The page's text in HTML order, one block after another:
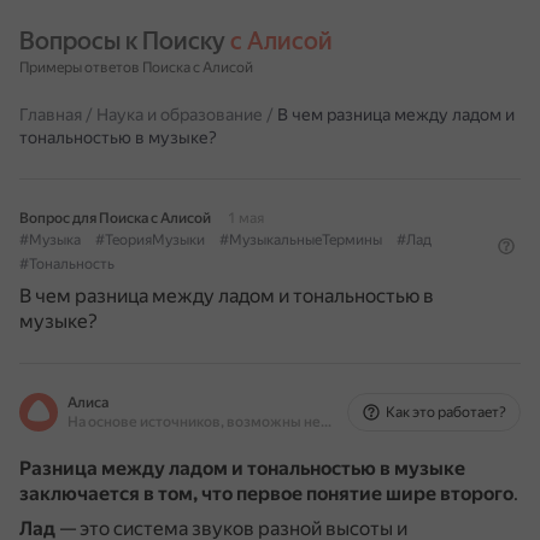
Вопросы к Поиску с Алисой
Примеры ответов Поиска с Алисой
Главная / Наука и образование / В чем разница между ладом и
тональностью в музыке?
Вопрос для Поиска с Алисой
1 мая
#Музыка
#ТеорияМузыки #МузыкальныеТермины
#Лад
#Тональность
В чем разница между ладом и тональностью в
музыке?
Алиса
На основе источников, возможны неточности
Как это работает?
Разница между ладом и тональностью в музыке
заключается в том, что первое понятие шире второго.
Лад — это система звуков разной высоты и